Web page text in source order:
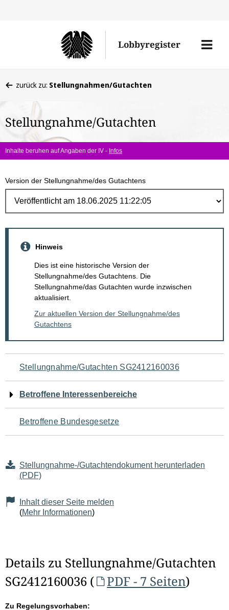
Lobbyregister
Menü
befinden
hier:
zurück zu: Stellungnahmen/Gutachten
Stellungnahme/Gutachten
Inhalte beruhen auf Angaben der IV - Infos
Version der Stellungnahme/des Gutachtens
Hinweis
Dies ist eine historische Version der
Stellungnahme/des Gutachtens. Die
Stellungnahme/das Gutachten wurde inzwischen
aktualisiert.
Zur aktuellen Version der Stellungnahme/des
Gutachtens
Navigation
für
den
Seiteninhalt
Stellungnahme/Gutachten SG2412160036
Betroffene Interessenbereiche
Betroffene Bundesgesetze
Stellungnahme-/Gutachtendokument herunterladen
(PDF)
Inhalt dieser Seite melden
(Mehr Informationen)
Details zu Stellungnahme/Gutachten
SG2412160036 (
PDF - 7 Seiten)
Zu Regelungsvorhaben: